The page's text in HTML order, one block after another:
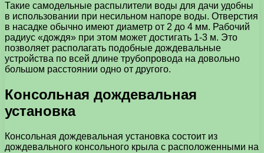
Такие самодельные распылители воды для дачи удобны
в использовании при несильном напоре воды. Отверстия
в насадке обычно имеют диаметр от 2 до 4 мм. Рабочий
радиус «дождя» при этом может достигать 1-3 м. Это
позволяет располагать подобные дождевальные
устройства по всей длине трубопровода на довольно
большом расстоянии одно от другого.
Консольная дождевальная
установка
Консольная дождевальная установка состоит из
дождевального консольного крыла с расположенными на